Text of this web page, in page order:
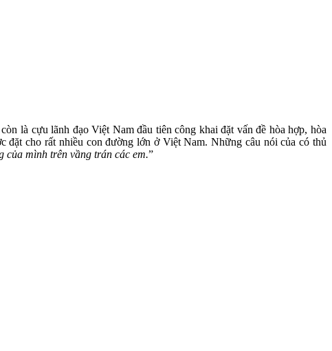
là cựu lãnh đạo Việt Nam đầu tiên công khai đặt vấn đề hòa hợp, hòa
đặt cho rất nhiều con đường lớn ở Việt Nam. Những câu nói của có thủ
của mình trên vầng trán các em.”